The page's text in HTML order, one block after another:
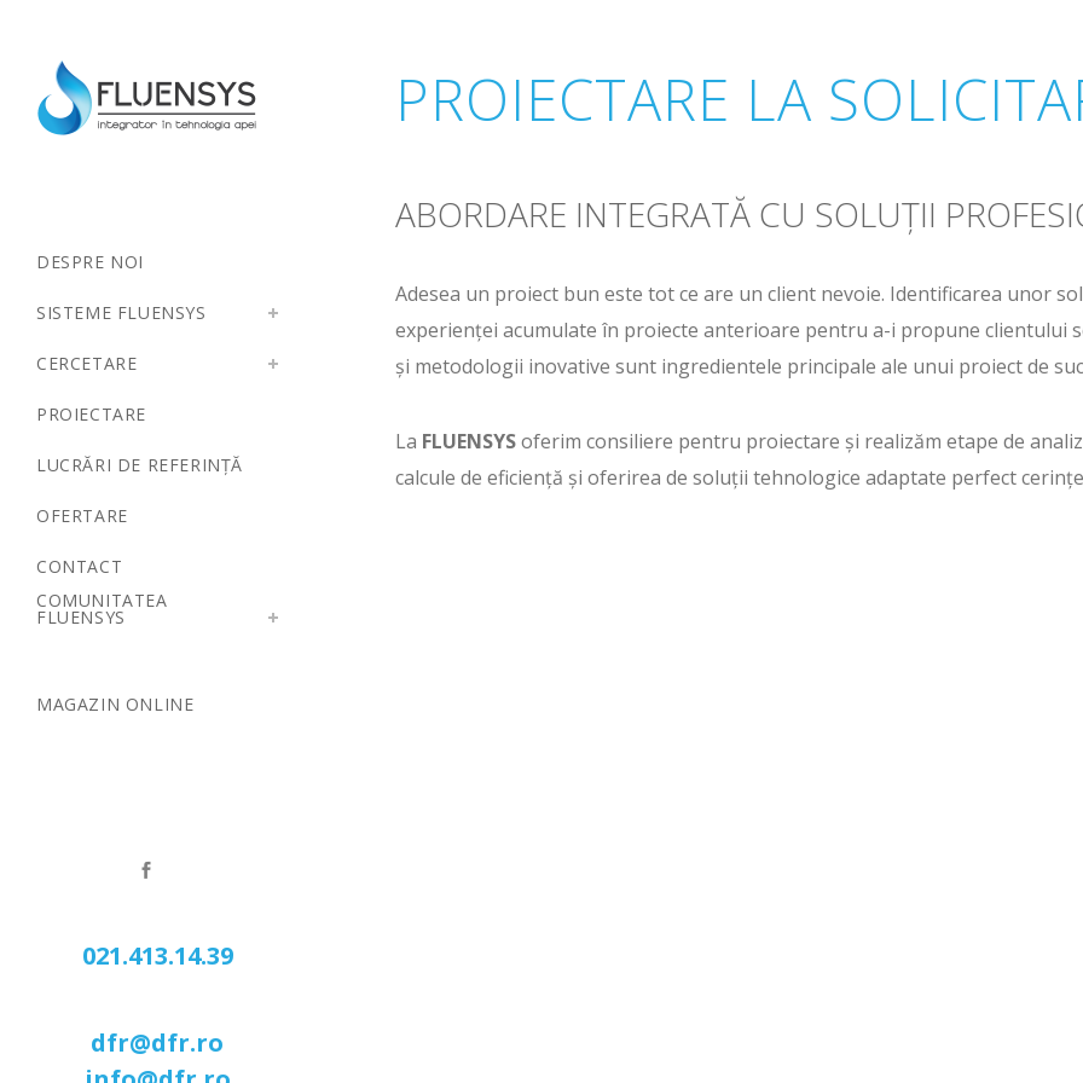
DESPRE NOI
SISTEME FLUENSYS
CERCETARE
PROIECTARE
LUCRĂRI DE REFERINȚĂ
OFERTARE
CONTACT
COMUNITATEA
FLUENSYS
MAGAZIN ONLINE
021.413.14.39
dfr@dfr.ro
PROIECTARE LA
ABORDARE INTEGRATĂ CU SOLUȚII
Adesea un proiect bun este tot ce are un client nevoie. Identificarea unor
experienței acumulate în proiecte anterioare pentru a-i propune clientului
și metodologii inovative sunt ingredientele principale ale unui proiect de
La FLUENSYSoferim consiliere pentru proiectare și realizăm etape de
calcule de eficiență și oferirea de soluții tehnologice adaptate perfect